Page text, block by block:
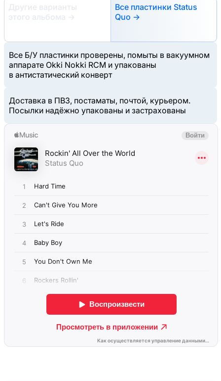
Другие варианты
этого альбома
→
Все пластинки Status
Quo →
Все Б/У пластинки проверены, помыты в вакуумном
аппарате Okki Nokki RCM и упакованы
в антистатический конверт
Доставка в ПВЗ, постаматы, почтой, курьером.
Посылки надёжно упакованы и застрахованы